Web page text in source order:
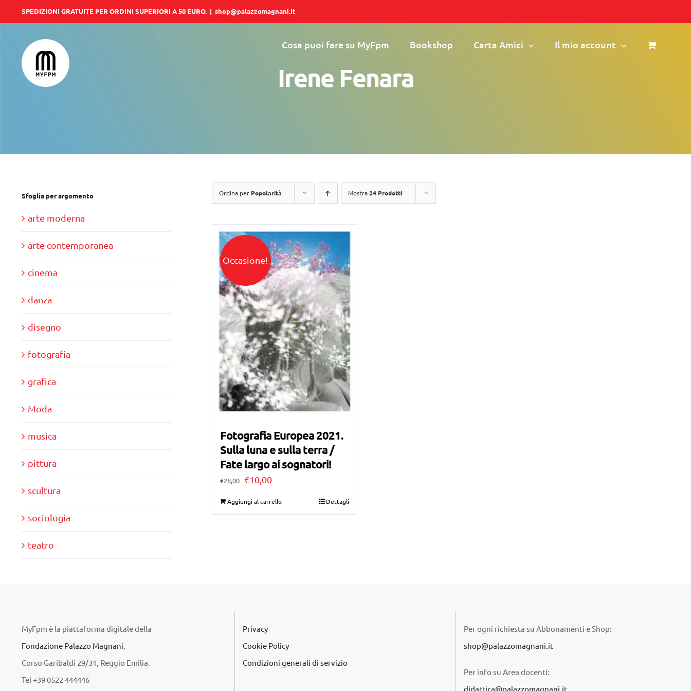
al
contenuto
SPEDIZIONI GRATUITE PER ORDINI SUPERIORI A 50 EURO. | shop@palazzomagnani.it
Cosa puoi fare su MyFpm Bookshop Carta Amici Il mio account
Irene Fenara
Ordina per Popolarità Mostra24 Prodotti
Occasione!
Fotografia Europea 2021.
Sulla luna e sulla terra /
Fate largo ai sognatori!
€28,00 Il
€10,00Il
Aggiungi al carrello Dettagli
Sfoglia per argomento
arte moderna
arte contemporanea
cinema
danza
disegno
fotografia
grafica
Moda
musica
pittura
scultura
sociologia
teatro
MyFpm è la piattaforma digitale della
Fondazione Palazzo Magnani
Corso Garibaldi 29/31, Reggio Emilia.
Tel +39 0522 444446
Privacy
Cookie Policy
Condizioni generali di servizio
Per ogni richiesta su Abbonamenti e Shop:
shop@palazzomagnani.it
Per info su Area docenti:
didattica@palazzomagnani.it